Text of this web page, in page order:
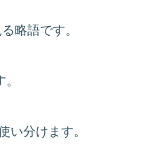
略語です。
い分けます。